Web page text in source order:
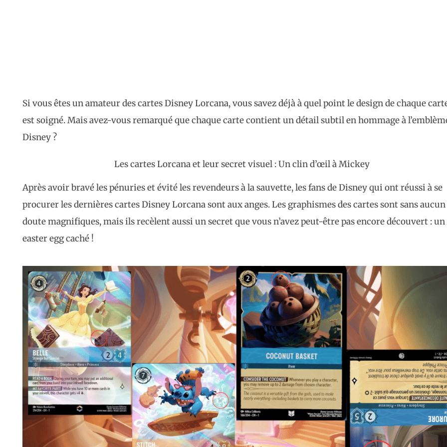
Si vous êtes un amateur des cartes Disney Lorcana, vous savez déjà à quel point le design de chaque
est soigné. Mais avez-vous remarqué que chaque carte contient un détail subtil en hommage à
Disney ?
Les cartes Lorcana et leur secret visuel : Un clin d’œil à Mickey
Après avoir bravé les pénuries et évité les revendeurs à la sauvette, les fans de Disney qui ont réussi à se
procurer les dernières cartes Disney Lorcana sont aux anges. Les graphismes des cartes sont sans aucun
doute magnifiques, mais ils recèlent aussi un secret que vous n’avez peut-être pas encore découvert : un
easter egg caché !